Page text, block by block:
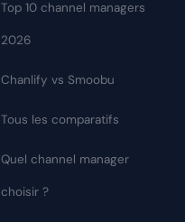
Top 10 channel managers
2026
Chanlify vs Smoobu
Tous les comparatifs
Quel channel manager
choisir ?